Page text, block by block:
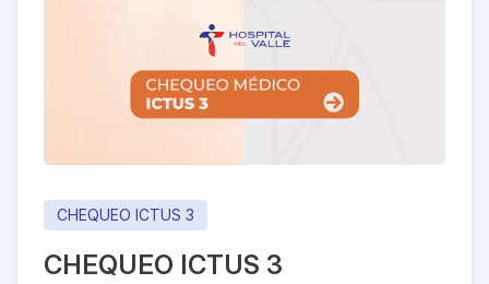
CHEQUEO ICTUS 3
CHEQUEO ICTUS 3